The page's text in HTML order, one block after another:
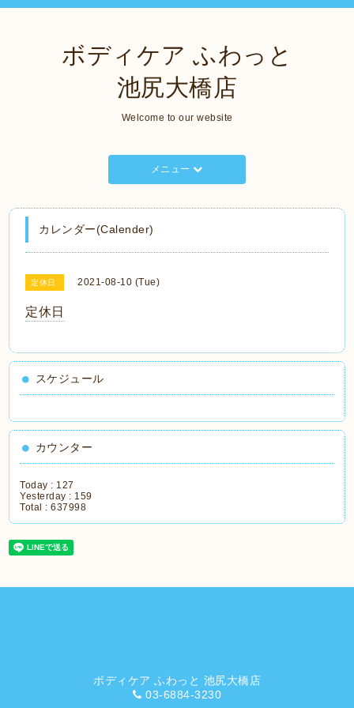
ボディケア ふわっと
池尻大橋店
Welcome to our website
メニュー
カレンダー(Calender)
定休日 2021-08-10 (Tue)
定休日
スケジュール
カウンター
Today : 127
Yesterday : 159
Total :637998
ボディケア ふわっと 池尻大橋店
03-6884-3230